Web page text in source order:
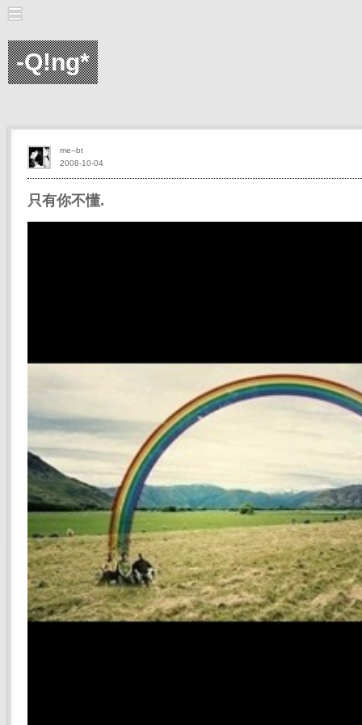
-Q!ng*
只有你不懂.
2008-10-04
me--bt